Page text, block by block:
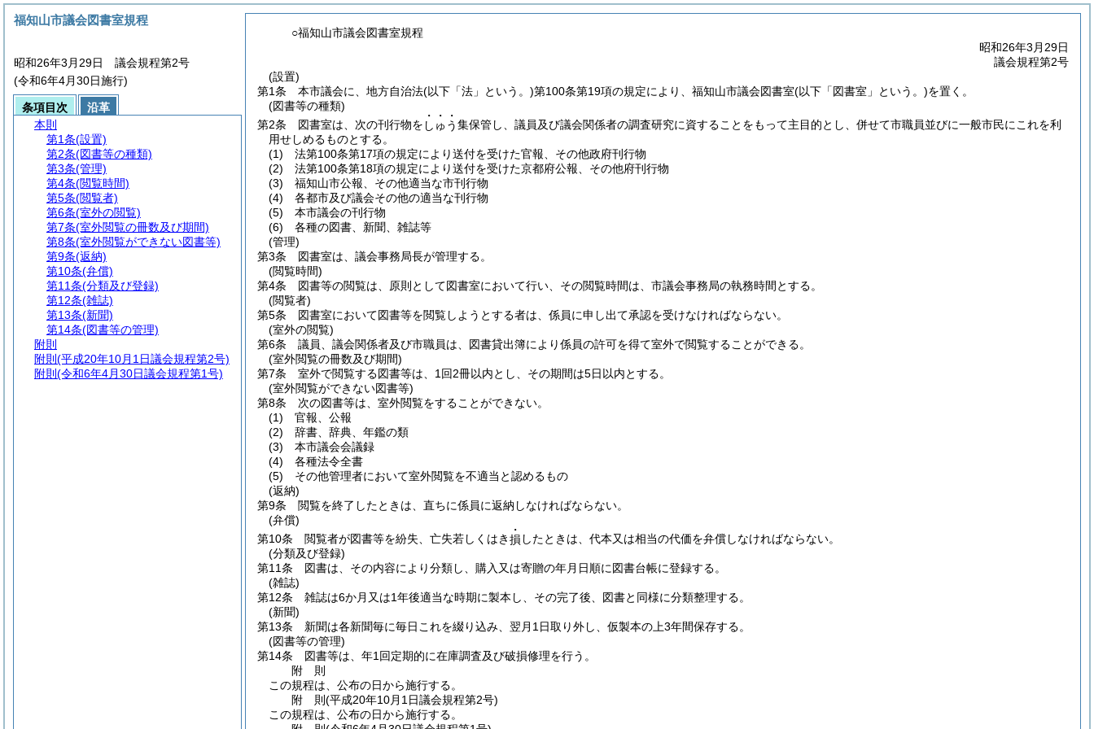
○福知山市議会図書室規程
昭和26年3月29日
議会規程第2号
(設置)
第1条
本市議会に、地方自治法(以下「法」という。)第100条第19項の規定により、福知山市議会図書室(以下「図書室」という。)を置く。
(図書等の種類)
第2条
図書室は、次の刊行物を しゅう
・・・
集保管し、議員及び議会関係者の調査研究に資することをもって主目的とし、併せて市職員並びに一般市民にこれを利
用せしめるものとする。
(1)
法第100条第17項の規定により送付を受けた官報、その他政府刊行物
(2)
法第100条第18項の規定により送付を受けた京都府公報、その他府刊行物
(3)
福知山市公報、その他適当な市刊行物
(4)
各都市及び議会その他の適当な刊行物
(5)
本市議会の刊行物
(6)
各種の図書、新聞、雑誌等
(管理)
第3条
図書室は、議会事務局長が管理する。
(閲覧時間)
第4条
図書等の閲覧は、原則として図書室において行い、その閲覧時間は、市議会事務局の執務時間とする。
(閲覧者)
第5条
図書室において図書等を閲覧しようとする者は、係員に申し出て承認を受けなければならない。
(室外の閲覧)
第6条
議員、議会関係者及び市職員は、図書貸出簿により係員の許可を得て室外で閲覧することができる。
(室外閲覧の冊数及び期間)
第7条
室外で閲覧する図書等は、1回2冊以内とし、その期間は5日以内とする。
(室外閲覧ができない図書等)
第8条
次の図書等は、室外閲覧をすることができない。
(1)
官報、公報
(2)
辞書、辞典、年鑑の類
(3)
本市議会会議録
(4)
各種法令全書
(5)
その他管理者において室外閲覧を不適当と認めるもの
(返納)
第9条
閲覧を終了したときは、直ちに係員に返納しなければならない。
(弁償)
第10条
閲覧者が図書等を紛失、亡失若しくはき損
・
したときは、代本又は相当の代価を弁償しなければならない。
(分類及び登録)
第11条
図書は、その内容により分類し、購入又は寄贈の年月日順に図書台帳に登録する。
(雑誌)
第12条
雑誌は6か月又は1年後適当な時期に製本し、その完了後、図書と同様に分類整理する。
(新聞)
第13条
新聞は各新聞毎に毎日これを綴り込み、翌月1日取り外し、仮製本の上3年間保存する。
(図書等の管理)
第14条
図書等は、年1回定期的に在庫調査及び破損修理を行う。
附 則
この規程は、公布の日から施行する。
附 則(平成20年10月1日議会規程第2号)
この規程は、公布の日から施行する。
福知山市議会図書室規程
昭和26年3月29日 議会規程第2号
(令和6年4月30日施行)
条項目次
沿革
本則
第1条(設置)
第2条(図書等の種類)
第3条(管理)
第4条(閲覧時間)
第5条(閲覧者)
第6条(室外の閲覧)
第7条(室外閲覧の冊数及び期間)
第8条(室外閲覧ができない図書等)
第9条(返納)
第10条(弁償)
第11条(分類及び登録)
第12条(雑誌)
第13条(新聞)
第14条(図書等の管理)
附則
附則 (平成20年10月1日議会規程第2号)
附則 (令和6年4月30日議会規程第1号)